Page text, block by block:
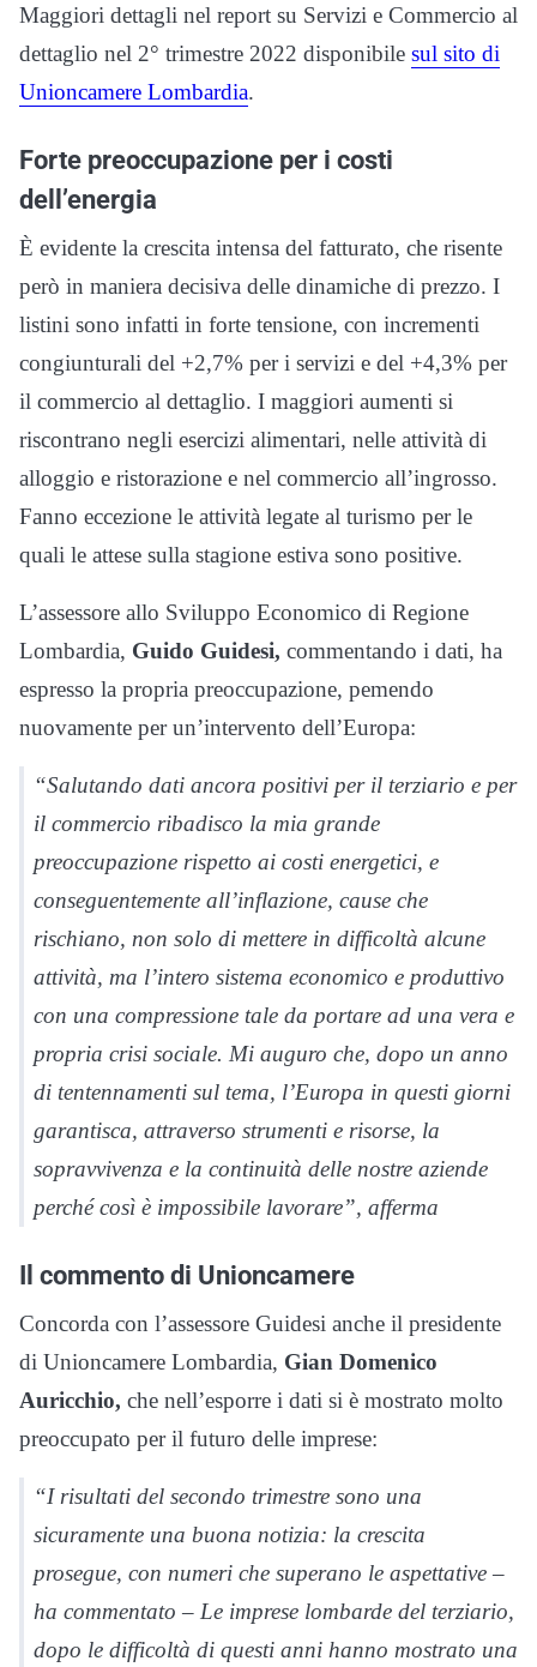
Maggiori dettagli nel report su Servizi e Commercio al
dettaglio nel 2° trimestre 2022 disponibile sul sito di
Unioncamere Lombardia.
Forte preoccupazione per i costi
dell’energia
È evidente la crescita intensa del fatturato, che risente
però in maniera decisiva delle dinamiche di prezzo. I
listini sono infatti in forte tensione, con incrementi
congiunturali del +2,7% per i servizi e del +4,3% per
il commercio al dettaglio. I maggiori aumenti si
riscontrano negli esercizi alimentari, nelle attività di
alloggio e ristorazione e nel commercio all’ingrosso.
Fanno eccezione le attività legate al turismo per le
quali le attese sulla stagione estiva sono positive.
L’assessore allo Sviluppo Economico di Regione
Lombardia, Guido Guidesi, commentando i dati, ha
espresso la propria preoccupazione, pemendo
nuovamente per un’intervento dell’Europa:
“Salutando dati ancora positivi per il terziario e per
il commercio ribadisco la mia grande
preoccupazione rispetto ai costi energetici, e
conseguentemente all’inflazione, cause che
rischiano, non solo di mettere in difficoltà alcune
attività, ma l’intero sistema economico e produttivo
con una compressione tale da portare ad una vera e
propria crisi sociale. Mi auguro che, dopo un anno
di tentennamenti sul tema, l’Europa in questi giorni
garantisca, attraverso strumenti e risorse, la
sopravvivenza e la continuità delle nostre aziende
perché così è impossibile lavorare”, afferma
Il commento di Unioncamere
Concorda con l’assessore Guidesi anche il presidente
di Unioncamere Lombardia, Gian Domenico
Auricchio, che nell’esporre i dati si è mostrato molto
preoccupato per il futuro delle imprese:
“I risultati del secondo trimestre sono una
sicuramente una buona notizia: la crescita
prosegue, con numeri che superano le aspettative –
ha commentato – Le imprese lombarde del terziario,
dopo le difficoltà di questi anni hanno mostrato una